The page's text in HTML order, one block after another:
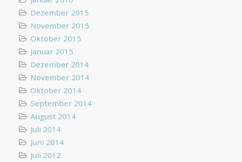
Dezember 2015
November 2015
Oktober 2015
Januar 2015
Dezember 2014
November 2014
Oktober 2014
September 2014
August 2014
Juli 2014
Juni 2014
Juli 2012